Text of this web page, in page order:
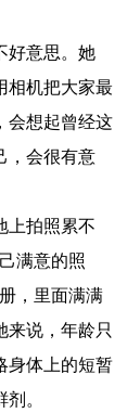
意思。她
相机把大家最
会想起曾经这
，会很有意
拍照累不
满意的照
，里面满满
来说，年龄只
身体上的短暂
。